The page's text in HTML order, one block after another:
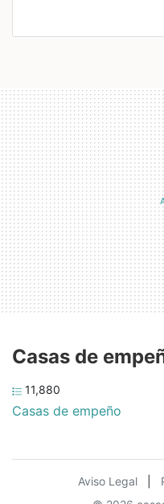
Casas de
11,880
Casas de empeño
Aviso Legal